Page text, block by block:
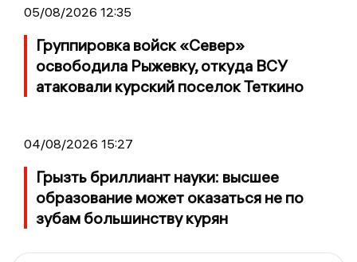
05/08/2026 12:35
Группировка войск «Север»
освободила Рыжевку, откуда ВСУ
атаковали курский поселок Теткино
04/08/2026 15:27
Грызть бриллиант науки: высшее
образование может оказаться не по
зубам большинству курян